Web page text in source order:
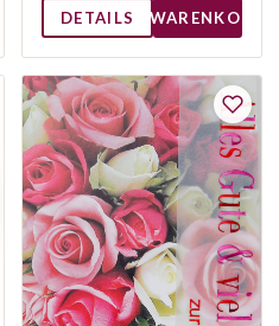
DETAILS WARENKORB